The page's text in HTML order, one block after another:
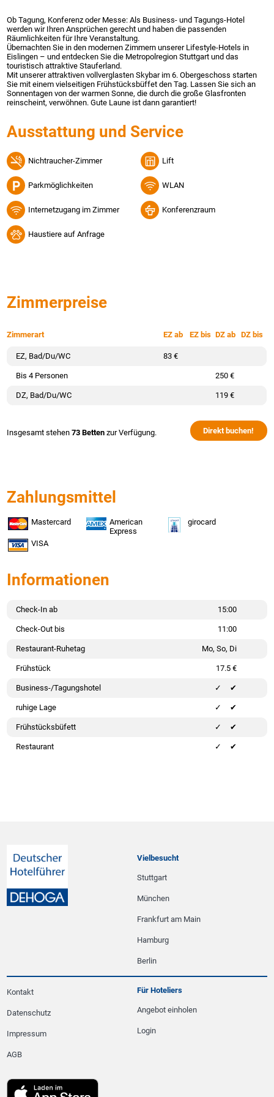
Ausstattung und Service
Nichtraucher-Zimmer Lift
Parkmöglichkeiten WLAN
Internetzugang im Zimmer Konferenzraum
Haustiere auf Anfrage
Zimmerpreise
Zimmerart EZ ab EZ bis DZ ab DZ bis
EZ, Bad/Du/WC 83 €
Bis 4 Personen 250 €
DZ, Bad/Du/WC 119 €
Insgesamt stehen73 Betten zur Verfügung. Direkt buchen!
Zahlungsmittel
Mastercard
American
Express
girocard
VISA
Informationen
Check-In ab 15:00
Check-Out bis 11:00
Restaurant-Ruhetag Mo, So, Di
Frühstück 17.5 €
Business-/Tagungshotel ✔
ruhige Lage ✔
Frühstücksbüfett ✔
Restaurant ✔
Ob Tagung, Konferenz oder Messe: Als Business- und Tagungs-Hotel
werden wir Ihren Ansprüchen gerecht und haben die passenden
Räumlichkeiten für Ihre Veranstaltung.
Übernachten Sie in den modernen Zimmern unserer Lifestyle-Hotels in
Eislingen – und entdecken Sie die Metropolregion Stuttgart und das
touristisch attraktive Stauferland.
Mit unserer attraktiven vollverglasten Skybar im 6. Obergeschoss starten
Sie mit einem vielseitigen Frühstücksbüffet den Tag. Lassen Sie sich an
Sonnentagen von der warmen Sonne, die durch die große Glasfronten
reinscheint, verwöhnen. Gute Laune ist dann garantiert!
Vielbesucht
Stuttgart
München
Frankfurt am Main
Hamburg
Berlin
Kontakt
Datenschutz
Impressum
AGB
Für Hoteliers
Angebot einholen
Login